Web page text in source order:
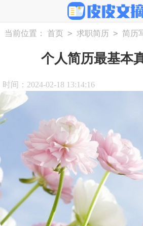
当前位置： 首页 > 求职简历 > 简历
个人简历最基本
时间：2024-02-18 13:14:16